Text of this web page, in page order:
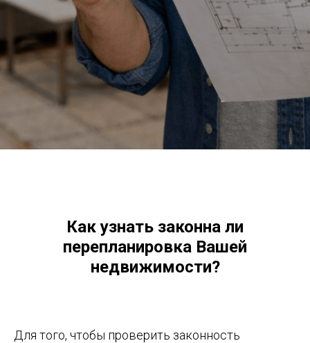
Как узнать законна ли
перепланировка Вашей
недвижимости?
Для того, чтобы проверить законность